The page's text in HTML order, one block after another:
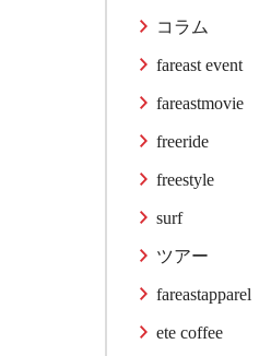
コラム
fareast event
fareastmovie
freeride
freestyle
surf
ツアー
fareastapparel
ete coffee